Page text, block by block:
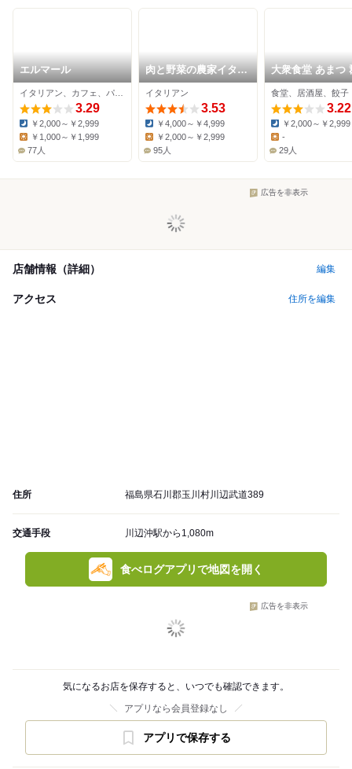
エルマール
3.29
Dinner:
￥2,000～￥2,999
Lunch:
￥1,000～￥1,999
77人
肉と野菜の農家イタリ
アン アリガト
イタリアン
3.53
Dinner:
￥4,000～￥4,999
Lunch:
￥2,000～￥2,999
95人
大衆食堂 あまつ
駅前店
食堂、居酒屋、餃子
3.22
Dinner:
￥2,000～￥2,999
Lunch:
-
29人
広告を非表示
店舗情報（詳細） 編集
アクセス 住所を編集
住所 福島県石川郡玉川村川辺武道389
交通手段 川辺沖駅から1,080m
食べログアプリで地図を開く
広告を非表示
気になるお店を保存すると、いつでも確認できます。
アプリなら会員登録なし
アプリで保存する